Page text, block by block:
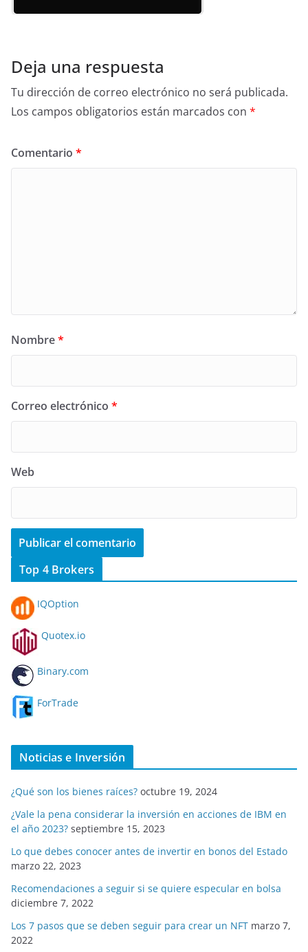
Deja una respuesta
Tu dirección de correo electrónico no será publicada.
Los campos obligatorios están marcados con *
Comentario *
Nombre*
Correo electrónico *
Web
Top 4 Brokers
IQOption
Quotex.io
Binary.com
ForTrade
Noticias e Inversión
¿Qué son los bienes raíces? octubre 19, 2024
¿Vale la pena considerar la inversión en acciones de IBM en
el año 2023? septiembre 15, 2023
Lo que debes conocer antes de invertir en bonos del Estado
marzo 22, 2023
Recomendaciones a seguir si se quiere especular en bolsa
diciembre 7, 2022
Los 7 pasos que se deben seguir para crear un NFT marzo 7,
2022